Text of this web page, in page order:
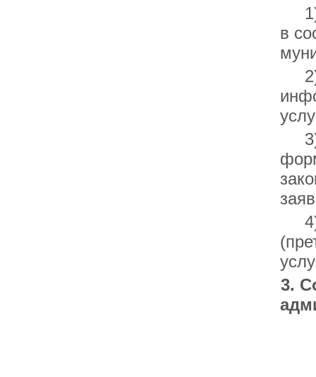
1)
в
2)
3)
4)
3.